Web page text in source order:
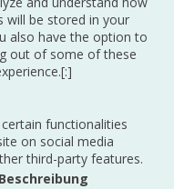
will be stored in your
also have the option to
out of some of these
functionalities
on social media
third-party features.
Beschreibung